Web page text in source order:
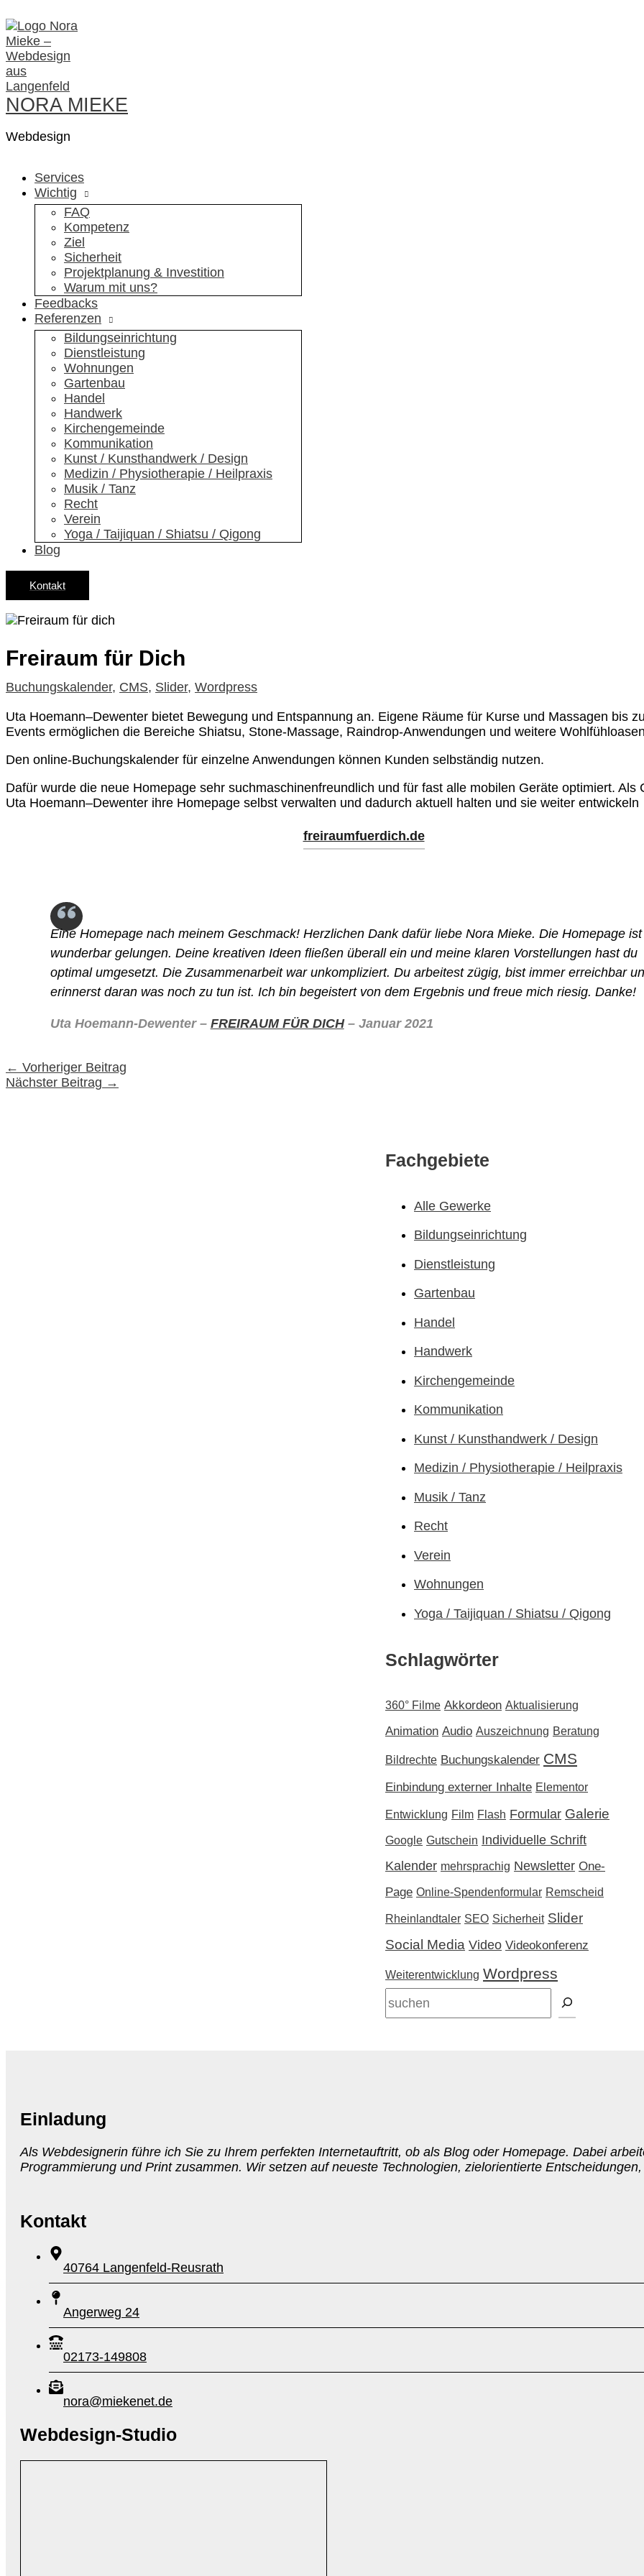
Inhalt
springen
NORA MIEKE
Webdesign
Services
Wichtig
FAQ
Kompetenz
Ziel
Sicherheit
Projektplanung & Investition
Warum mit uns?
Feedbacks
Referenzen
Bildungs­einrichtung
Dienstleistung
Wohnungen
Gartenbau
Handel
Handwerk
Kirchen­gemeinde
Kommunikation
Kunst / Kunsthandwerk / Design
Medizin / Physiotherapie / Heilpraxis
Musik / Tanz
Recht
Verein
Yoga / Taijiquan / Shiatsu / Qigong
Blog
Kontakt
Freiraum für Dich
Buchungskalender, CMS, Slider, Wordpress
Uta Hoemann–Dewenter bietet Bewegung und Entspannung an. Eigene Räume für Kurse und Massagen bis
Events ermöglichen die Bereiche Shiatsu, Stone-Massage, Raindrop-Anwendungen und weitere
Den online-Buchungskalender für einzelne Anwendungen können Kunden selbständig nutzen.
Dafür wurde die neue Homepage sehr suchmaschinenfreundlich und für fast alle mobilen Geräte optimiert. Als
Uta Hoemann–Dewenter ihre Homepage selbst verwalten und dadurch aktuell halten und sie weiter entwickeln
freiraumfuerdich.de
Eine Homepage nach meinem Geschmack! Herzlichen Dank dafür liebe Nora Mieke. Die Homepage
wunderbar gelungen. Deine kreativen Ideen fließen überall ein und meine klaren Vorstellungen hast du
optimal umgesetzt. Die Zusammenarbeit war unkompliziert. Du arbeitest zügig, bist immer erreichbar
erinnerst daran was noch zu tun ist. Ich bin begeistert von dem Ergebnis und freue mich riesig. Danke!
Uta Hoemann-Dewenter – FREIRAUM FÜR DICH– Januar 2021
← Vorheriger Beitrag
Nächster Beitrag →
Fachgebiete
Alle Gewerke
Bildungs­einrichtung
Dienstleistung
Gartenbau
Handel
Handwerk
Kirchen­gemeinde
Kommunikation
Kunst / Kunsthandwerk / Design
Medizin / Physiotherapie / Heilpraxis
Musik / Tanz
Recht
Verein
Wohnungen
Yoga / Taijiquan / Shiatsu / Qigong
Schlagwörter
360° Filme Akkordeon Aktualisierung
Animation Audio Auszeichnung Beratung
Bildrechte Buchungskalender CMS
Einbindung externer Inhalte Elementor
Entwicklung Film Flash Formular Galerie
Google Gutschein Individuelle Schrift
Kalender mehrsprachig Newsletter One-
Page Online-Spendenformular Remscheid
Rheinlandtaler SEO Sicherheit Slider
Social Media Video Videokonferenz
Weiterentwicklung Wordpress
Suchen
Einladung
Als Webdesignerin führe ich Sie zu Ihrem perfekten Internetauftritt, ob als Blog oder Homepage. Dabei
Programmierung und Print zusammen. Wir setzen auf neueste Technologien, zielorientierte
Kontakt
40764 Langenfeld-Reusrath
Angerweg 24
02173-149808
nora@miekenet.de
Webdesign-Studio